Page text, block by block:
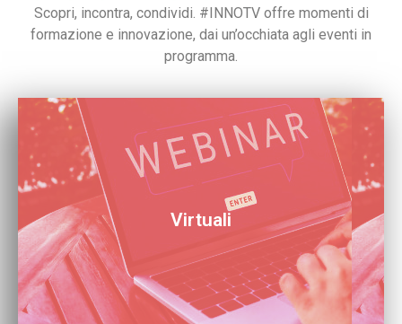
Scopri, incontra, condividi. #INNOTV offre momenti di
formazione e innovazione, dai un’occhiata agli eventi in
programma.
Virtuali
Scopri i nostri eventi da remoto. Partecipa ovunque tu